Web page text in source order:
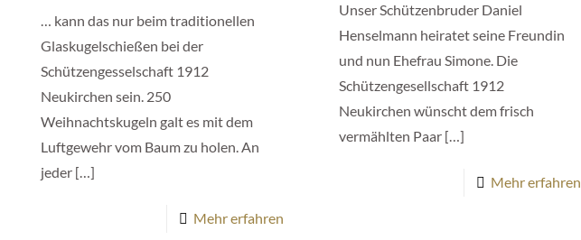
… kann das nur beim traditionellen
Glaskugelschießen bei der
Schützengesselschaft 1912
Neukirchen sein. 250
Weihnachtskugeln galt es mit dem
Luftgewehr vom Baum zu holen. An
jeder […]
Mehr erfahren
Unser Schützenbruder Daniel
Henselmann heiratet seine Freundin
und nun Ehefrau Simone. Die
Schützengesellschaft 1912
Neukirchen wünscht dem frisch
vermählten Paar […]
Mehr erfahren